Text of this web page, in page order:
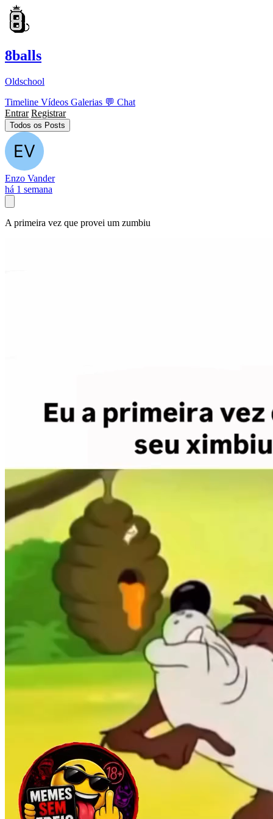
8balls
Oldschool
Timeline Vídeos Galerias 💬 Chat
Entrar Registrar
Todos os Posts
Enzo Vander
há 1 semana
A primeira vez que provei um zumbiu